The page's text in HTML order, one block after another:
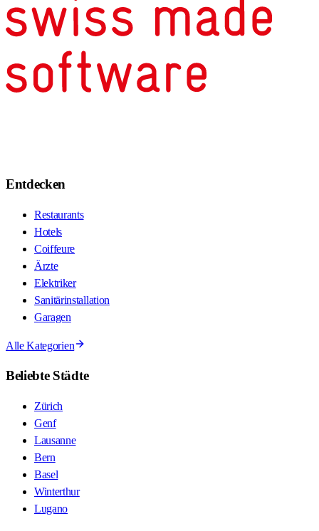
Entdecken
Restaurants
Hotels
Coiffeure
Ärzte
Elektriker
Sanitärinstallation
Garagen
Alle Kategorien
Beliebte Städte
Zürich
Genf
Lausanne
Bern
Basel
Winterthur
Lugano